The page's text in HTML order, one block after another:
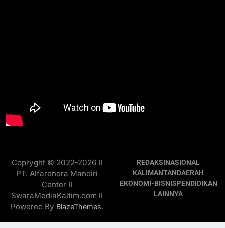
Copryght © 2022-2026 II
PT. Alfarendra Mandiri
Center II
SwaraMediaKaltim.com II
Powered By BlazeThemes.
REDAKSINASIONAL
KALIMANTANDAERAH
EKONOMI-BISNISPENDIDIKAN
LAINNYA